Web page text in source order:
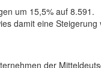
um 15,5% auf 8.591.
damit eine
der